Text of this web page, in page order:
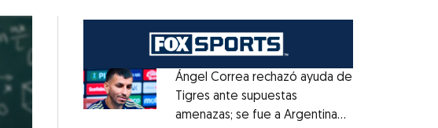
Opens in new window
Ángel Correa rechazó ayuda de
Tigres ante supuestas
amenazas; se fue a Argentina